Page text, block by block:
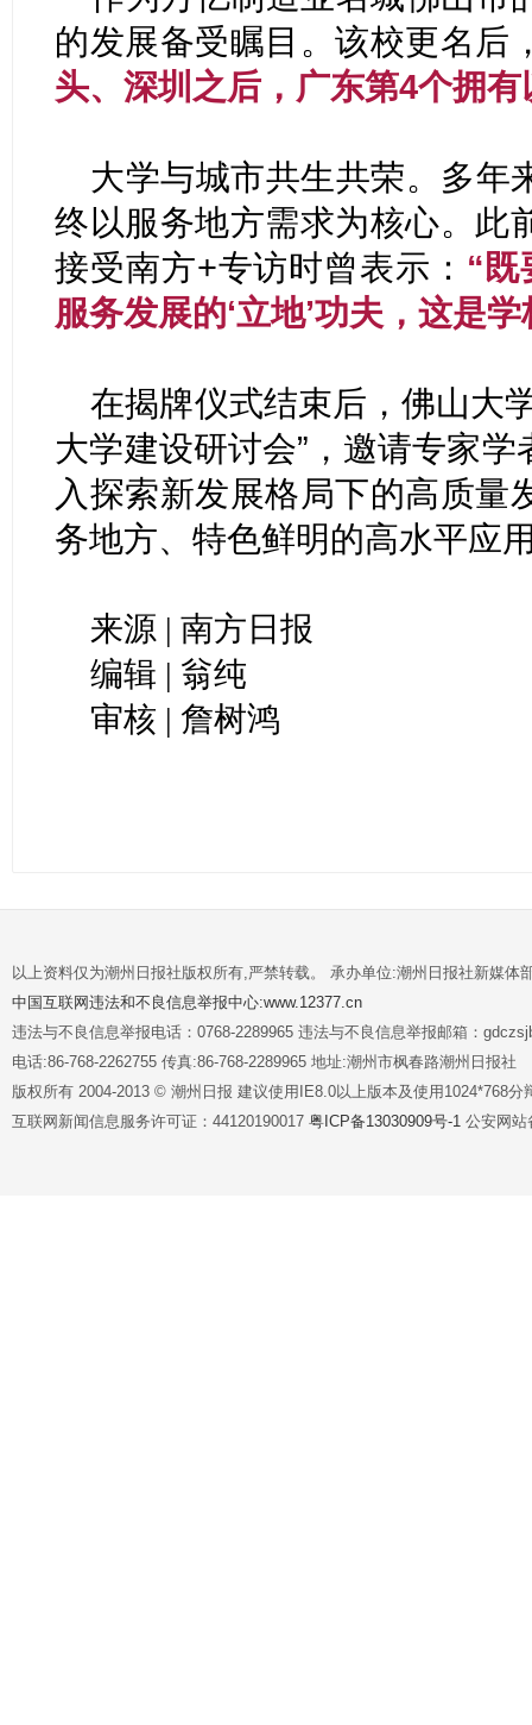
的发展备受瞩目。该校更名后
头、深圳之后，广东第4个拥
大学与城市共生共荣。多年
终以服务地方需求为核心。此
接受南方+专访时曾表示： “既
服务发展的‘立地’功夫，这是
在揭牌仪式结束后，佛山大
大学建设研讨会”，邀请专家
入探索新发展格局下的高质量
务地方、特色鲜明的高水平应
来源 | 南方日报
编辑 | 翁纯
审核 | 詹树鸿
以上资料仅为潮州日报社版权所有,严禁转载。 承办单位:潮州日报社新媒体
中国互联网违法和不良信息举报中心:www.12377.cn
违法与不良信息举报电话：0768-2289965 违法与不良信息举报邮箱：
电话:86-768-2262755 传真:86-768-2289965 地址:潮州市枫春路潮州日报社
版权所有 2004-2013 © 潮州日报 建议使用IE8.0以上版本及使用1024*768分
互联网新闻信息服务许可证：44120190017 粤ICP备13030909号-1 公安网站